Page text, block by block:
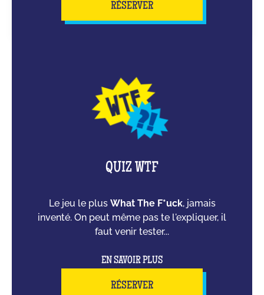
RÉSERVER
QUIZ WTF
Le jeu le plus What The F*uck, jamais
inventé. On peut même pas te l'expliquer, il
faut venir tester...
EN SAVOIR PLUS
RÉSERVER